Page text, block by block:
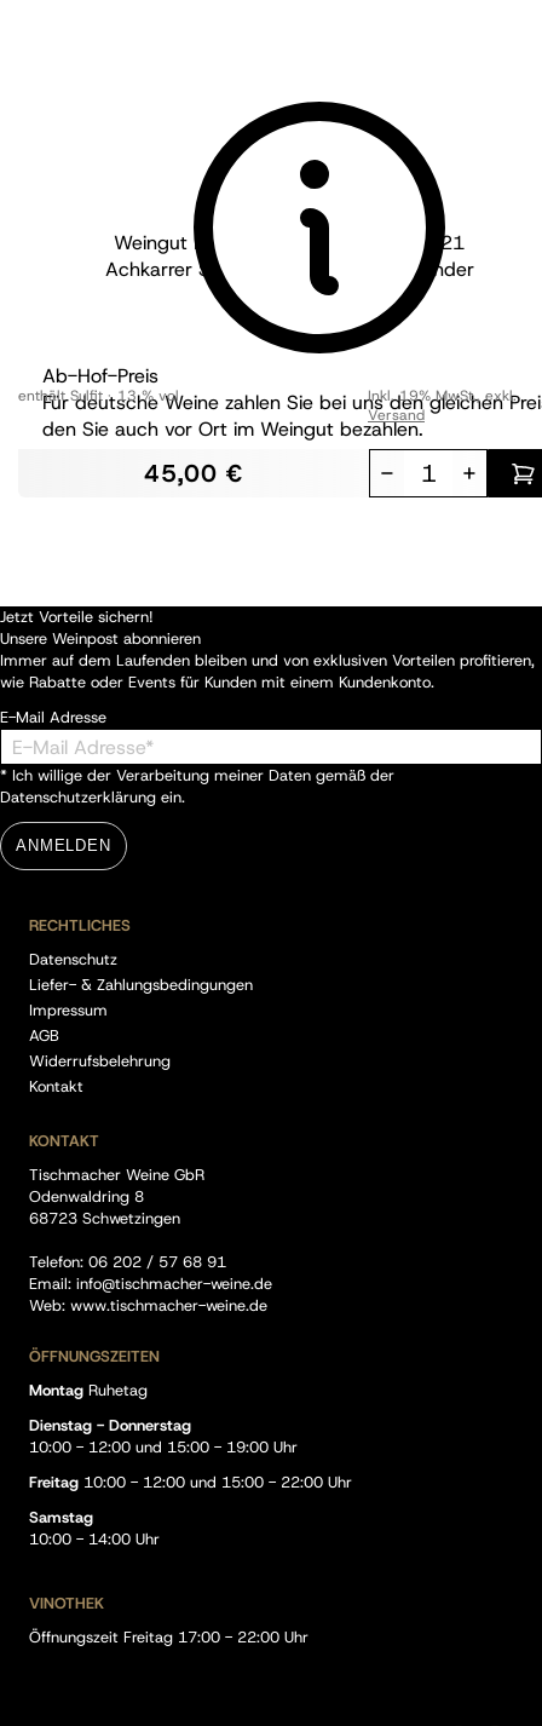
Weingut Martin Waßmer - Baden
2021
Achkarrer Schlossberg Grauer Burgunder
trocken
Ab-Hof-Preis
Für deutsche Weine zahlen Sie bei uns den gleichen
den Sie auch vor Ort im Weingut bezahlen.
enthält Sulfit 13 % vol
45,00 €
Inkl. 19% MwSt.,exkl.
Versand
- +
Jetzt Vorteile sichern!
Unsere Weinpost abonnieren
Immer auf dem Laufenden bleiben und von exklusiven Vorteilen profitieren,
wie Rabatte oder Events für Kunden mit einem Kundenkonto.
E-Mail Adresse
* Ich willige der Verarbeitung meiner Daten gemäß der
Datenschutzerklärung ein.
ANMELDEN
RECHTLICHES
Datenschutz
Liefer- & Zahlungsbedingungen
Impressum
AGB
Widerrufsbelehrung
Kontakt
KONTAKT
Tischmacher Weine GbR
Odenwaldring 8
68723 Schwetzingen
Telefon: 06 202 / 57 68 91
Email: info@tischmacher-weine.de
Web: www.tischmacher-weine.de
ÖFFNUNGSZEITEN
Montag Ruhetag
Dienstag - Donnerstag
10:00 - 12:00 und 15:00 - 19:00 Uhr
Freitag 10:00 - 12:00 und 15:00 - 22:00 Uhr
Samstag
10:00 - 14:00 Uhr
VINOTHEK
Öffnungszeit Freitag 17:00 - 22:00 Uhr